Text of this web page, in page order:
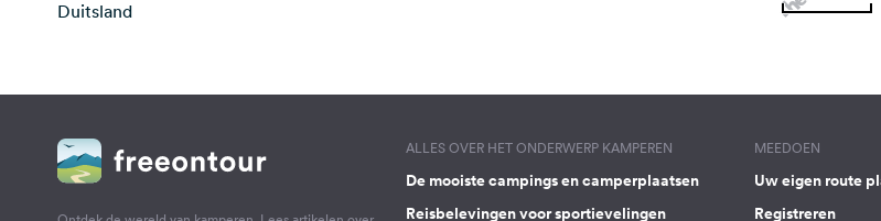
Duitsland
ALLES OVER HET ONDERWERP KAMPEREN
De mooiste campings en camperplaatsen
Reisbelevingen voor sportievelingen
MEEDOEN
Uw eigen route
Registreren